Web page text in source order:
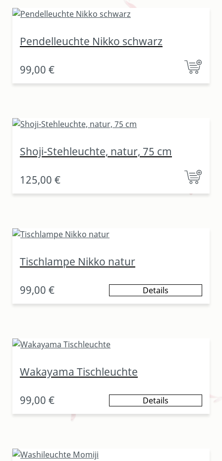
Pendelleuchte Nikko schwarz
99,00 €
Shoji-Stehleuchte, natur, 75 cm
125,00 €
Tischlampe Nikko natur
99,00 € Details
Wakayama Tischleuchte
99,00 € Details